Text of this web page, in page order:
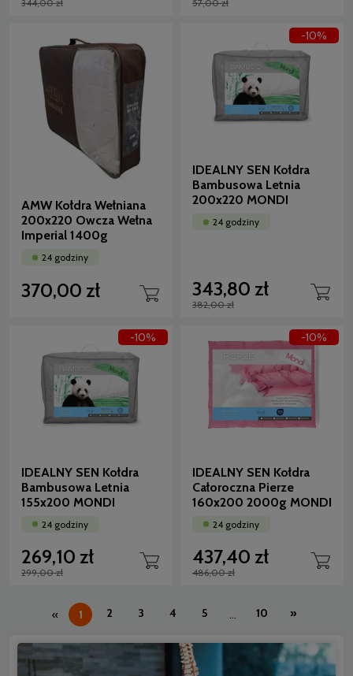
344,00 zł 57,00 zł
AMW Kołdra Wełniana
200x220 Owcza Wełna
Imperial 1400g
24 godziny
370,00 zł
IDEALNY SEN Kołdra
Bambusowa Letnia
200x220 MONDI
24 godziny
343,80 zł
382,00 zł
-10%
IDEALNY SEN Kołdra
Bambusowa Letnia
155x200 MONDI
24 godziny
269,10 zł
299,00 zł
-10%
IDEALNY SEN Kołdra
Całoroczna Pierze
160x200 2000g MONDI
24 godziny
437,40 zł
486,00 zł
-10%
« 1 2 3 4 5 ... 10 »